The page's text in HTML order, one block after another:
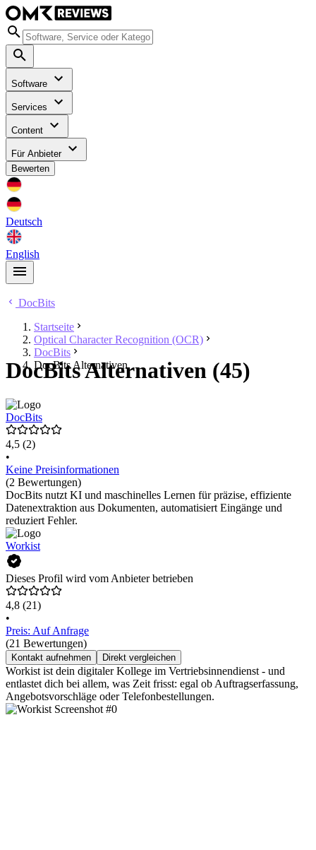
Software
Services
Content
Für Anbieter
Bewerten
Deutsch
English
DocBits
Startseite
Optical Character Recognition (OCR)
DocBits
DocBits Alternativen
DocBits Alternativen (45)
DocBits
4,5 (2)
•
Keine Preisinformationen
(2 Bewertungen)
DocBits nutzt KI und maschinelles Lernen für präzise, effiziente
Datenextraktion aus Dokumenten, automatisiert Eingänge und
reduziert Fehler.
Workist
Dieses Profil wird vom Anbieter betrieben
4,8 (21)
•
Preis: Auf Anfrage
(21 Bewertungen)
Kontakt aufnehmen Direkt vergleichen
Workist ist dein digitaler Kollege im Vertriebsinnendienst - und
entlastet dich bei allem, was Zeit frisst: egal ob Auftragserfassung,
Angebotsvorschläge oder Telefonbestellungen.